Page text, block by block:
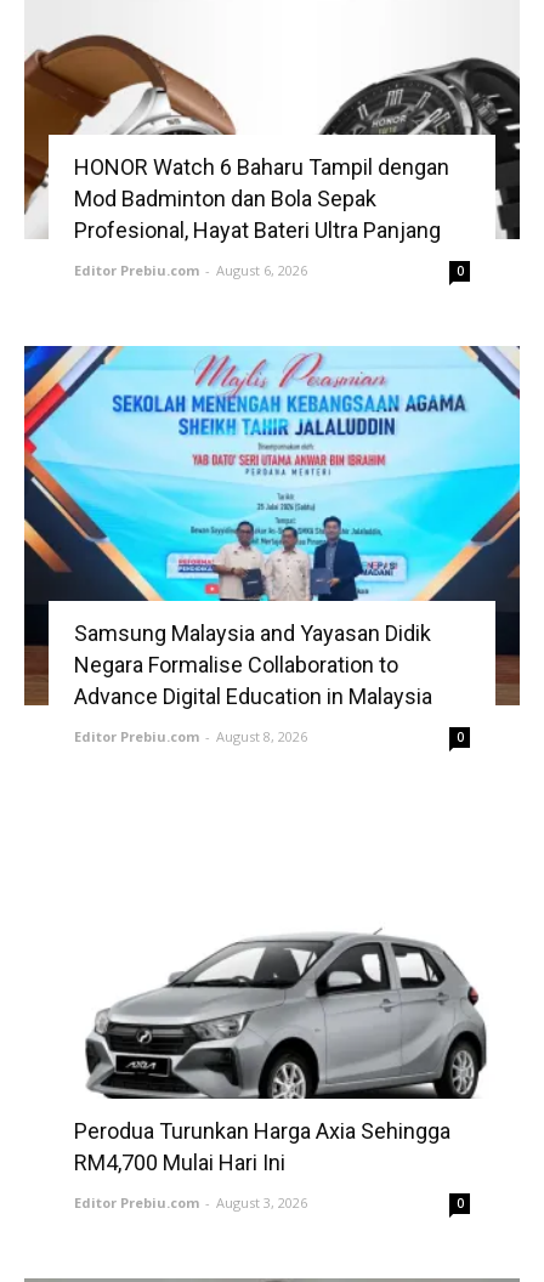
HONOR Watch 6 Baharu Tampil dengan
Mod Badminton dan Bola Sepak
Profesional, Hayat Bateri Ultra Panjang
Editor Prebiu.com - August 6, 2026 0
Samsung Malaysia and Yayasan Didik
Negara Formalise Collaboration to
Advance Digital Education in Malaysia
Editor Prebiu.com - August 8, 2026 0
Perodua Turunkan Harga Axia Sehingga
RM4,700 Mulai Hari Ini
Editor Prebiu.com - August 3, 2026 0